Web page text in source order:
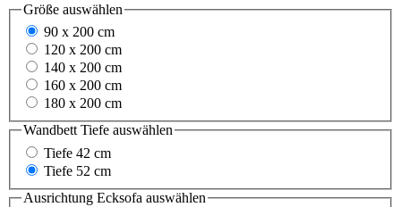
Größe auswählen
90 x 200 cm
120 x 200 cm
140 x 200 cm
160 x 200 cm
180 x 200 cm
Wandbett Tiefe auswählen
Tiefe 42 cm
Tiefe 52 cm
Ausrichtung Ecksofa auswählen